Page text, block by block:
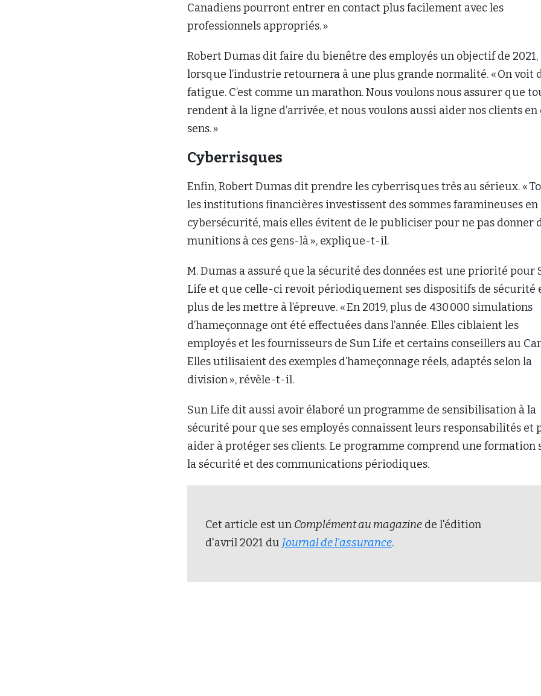
Canadiens pourront entrer en contact plus facilement avec les
professionnels appropriés. »
Robert Dumas dit faire du bienêtre des employés un objectif de 2021,
lorsque l’industrie retournera à une plus grande normalité. « On voit
fatigue. C’est comme un marathon. Nous voulons nous assurer que
rendent à la ligne d’arrivée, et nous voulons aussi aider nos clients en
sens. »
Cyberrisques
Enfin, Robert Dumas dit prendre les cyberrisques très au sérieux. «
les institutions financières investissent des sommes faramineuses en
cybersécurité, mais elles évitent de le publiciser pour ne pas donner
munitions à ces gens-là », explique-t-il.
M. Dumas a assuré que la sécurité des données est une priorité pour
Life et que celle-ci revoit périodiquement ses dispositifs de sécurité
plus de les mettre à l’épreuve. « En 2019, plus de 430 000 simulations
d’hameçonnage ont été effectuées dans l’année. Elles ciblaient les
employés et les fournisseurs de Sun Life et certains conseillers au
Elles utilisaient des exemples d’hameçonnage réels, adaptés selon la
division », révèle-t-il.
Sun Life dit aussi avoir élaboré un programme de sensibilisation à la
sécurité pour que ses employés connaissent leurs responsabilités et
aider à protéger ses clients. Le programme comprend une formation
la sécurité et des communications périodiques.
Cet article est un Complément au magazine de l'édition
d'avril 2021 du Journal de l'assurance.